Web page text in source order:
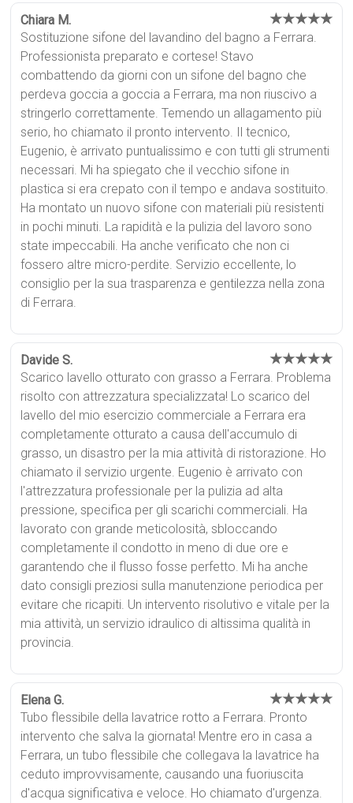
Chiara M. ★★★★★
Sostituzione sifone del lavandino del bagno a Ferrara.
Professionista preparato e cortese! Stavo
combattendo da giorni con un sifone del bagno che
perdeva goccia a goccia a Ferrara, ma non riuscivo a
stringerlo correttamente. Temendo un allagamento più
serio, ho chiamato il pronto intervento. Il tecnico,
Eugenio, è arrivato puntualissimo e con tutti gli strumenti
necessari. Mi ha spiegato che il vecchio sifone in
plastica si era crepato con il tempo e andava sostituito.
Ha montato un nuovo sifone con materiali più resistenti
in pochi minuti. La rapidità e la pulizia del lavoro sono
state impeccabili. Ha anche verificato che non ci
fossero altre micro-perdite. Servizio eccellente, lo
consiglio per la sua trasparenza e gentilezza nella zona
di Ferrara.
Davide S. ★★★★★
Scarico lavello otturato con grasso a Ferrara. Problema
risolto con attrezzatura specializzata! Lo scarico del
lavello del mio esercizio commerciale a Ferrara era
completamente otturato a causa dell'accumulo di
grasso, un disastro per la mia attività di ristorazione. Ho
chiamato il servizio urgente. Eugenio è arrivato con
l'attrezzatura professionale per la pulizia ad alta
pressione, specifica per gli scarichi commerciali. Ha
lavorato con grande meticolosità, sbloccando
completamente il condotto in meno di due ore e
garantendo che il flusso fosse perfetto. Mi ha anche
dato consigli preziosi sulla manutenzione periodica per
evitare che ricapiti. Un intervento risolutivo e vitale per la
mia attività, un servizio idraulico di altissima qualità in
provincia.
Elena G. ★★★★★
Tubo flessibile della lavatrice rotto a Ferrara. Pronto
intervento che salva la giornata! Mentre ero in casa a
Ferrara, un tubo flessibile che collegava la lavatrice ha
ceduto improvvisamente, causando una fuoriuscita
d'acqua significativa e veloce. Ho chiamato d'urgenza.